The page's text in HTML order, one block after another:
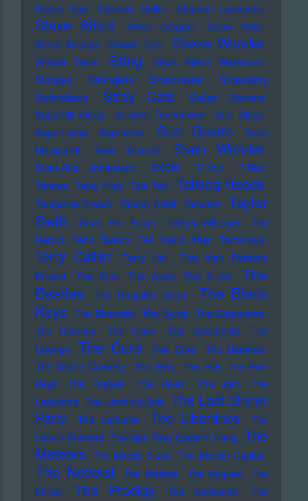
Status Quo
Stephan Sulke Stephen Luscombe
Steve Albini Steve Cropper
Steve Miller
Steve Strange Steven Tyler Stevie Wonder
Stieber Twins Sting
Stock Aitken Waterman
Stooges
Stranglers Stratocaster
Strawberry
Switchblade
Stray Cats
Sufjan Stevens
Sugarhill Gang
Suicidal Tendencies
Sun Diego
Supertramp
Supremes Suzi Quatro
Sven
Marquardt
Sven Tasnadi Sven Wunder
Sven-Ake Johansson SXSW T-Pain
T.Rex
Tahnee Talay Riley Talk Talk Talking Heads
Tangerine Dream Tanner Adell Tarwater Taylor
Swift
Tears For Fears Techno-Wikinger
Ted
Herold
Teho Teardo Ten Years After Terranova
Terry Callier Terry Hall
The Alan Parsons
Project
The Arcs The Avicii The B-52s
The
Beatles
The Beautiful South
The Black
Keys The Bluebells The Byrds The Carpenters
The Champs
The Clash The Colourfield
The
Cramps
The Cure The Curs
The Damned
The Divine Comedy
The Eels The Fall
The Five
Keys
The Fugees The Hives The Jam
The
Ladybirds The Lambrini Girls The Last Dinner
Party
The Lathums The Libertines
The
Louvin Brothers The Man They Could'nt Hang The
Meteors The Moody Blues The Murder Capital
The Notwist The Platters The Pogues
The
Police
The Prodigy The Residents
The